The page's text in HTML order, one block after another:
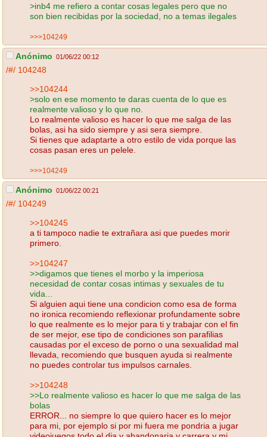
>inb4 me refiero a contar cosas legales pero que no
son bien recibidas por la sociedad, no a temas ilegales
>>>104249
Anónimo 01/06/22 00:12
/#/ 104248
>>104244
>solo en ese momento te daras cuenta de lo que es
realmente valioso y lo que no.
Lo realmente valioso es hacer lo que me salga de las
bolas, asi ha sido siempre y asi sera siempre.
Si tienes que adaptarte a otro estilo de vida porque las
cosas pasan eres un pelele.
>>>104249
Anónimo 01/06/22 00:21
/#/ 104249
>>104245
a ti tampoco nadie te extrañara asi que puedes morir
primero.
>>104247
>>digamos que tienes el morbo y la imperiosa
necesidad de contar cosas intimas y sexuales de tu
vida...
Si alguien aqui tiene una condicion como esa de forma
no ironica recomiendo reflexionar profundamente sobre
lo que realmente es lo mejor para ti y trabajar con el fin
de ser mejor, ese tipo de condiciones son parafilias
causadas por el exceso de porno o una sexualidad mal
llevada, recomiendo que busquen ayuda si realmente
no puedes controlar tus impulsos carnales.
>>104248
>>Lo realmente valioso es hacer lo que me salga de las
bolas
ERROR... no siempre lo que quiero hacer es lo mejor
para mi, por ejemplo si por mi fuera me pondria a jugar